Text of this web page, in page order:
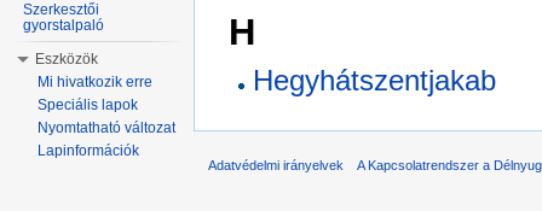
H
Hegyhátszentjakab
Szerkesztői
gyorstalpaló
Eszközök
Mi hivatkozik erre
Speciális lapok
Nyomtatható változat
Lapinformációk
Adatvédelmi irányelvek A Kapcsolatrendszer a